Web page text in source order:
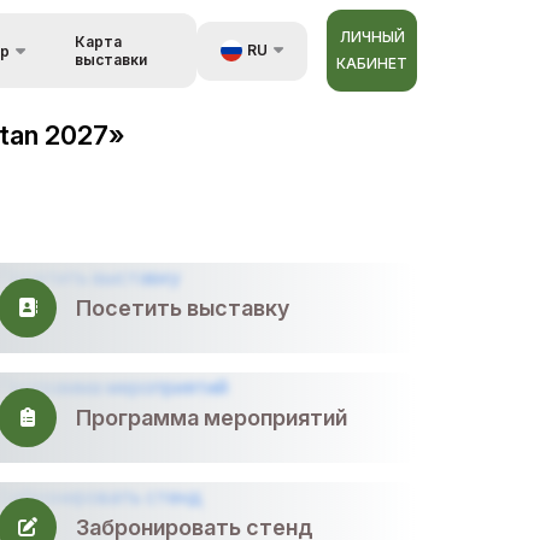
Карта
выставки
RU
ЛИЧНЫЙ
КАБИНЕТ
2027»
Посетить выставку
Программа мероприятий
Забронировать стенд